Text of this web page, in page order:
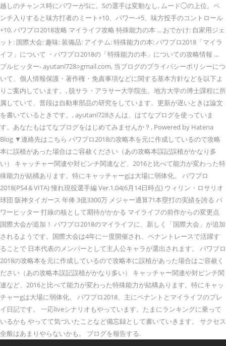
越しのチャンス時にパワーがSに。Sの選手は変動なし, ムード◯の上位。ベ
ンチ入りすると味方打者のミート+10、パワー-+5、味方投手のコントロール
+10. パワプロ2018攻略 マイライフ攻略 特殊能力の本 ... おでかけ: 自家用ジェ
ット: 国際大会: 趣味: 装備品: アイテム: 特殊能力の本: パワプロ2018「マイラ
イフ」について ・パワプロ2018の「特殊能力の本」についての攻略情報 ...
プルヒッター- ayutani728○gmail.com, 当ブログのプライバシーポリシーにつ
いて、個人情報保護・著作権・免責事項などに関する基本方針などを以下よ
りご案内しています。, 脱サラ・アラサー大学院生。地方大学の博士課程に所
属していて、普段は自動車部品の研究をしています。更新が遅いときは論文
を書いているときです。, ayutani728さんは、はてなブログを使っていま
す。あなたもはてなブログをはじめてみませんか？, Powered by Hatena
Blog ▼連絡先はこちら パワプロ2018の攻略本を元に作成しているので攻略
本に誤植があった場合はご容赦ください（あの攻略本誤記誤植がかなり多
い） キャッチャー関連や対ピンチ関連など、2016と比べて能力が変わった特
殊能力が結構あります。特にキャッチャーgは大場に弱体化。 パワプロ
2018(PS4＆VITA) 憧れ現役選手編 Ver.1.04(6月14日時点) ウィリン・ロサリオ
球団 阪神タイガース 年俸 3億3300万 メジャー通算71本塁打の実績を誇る パ
ワーヒッター 打線の核として期待がかかる マイライフの前作からの変更点
国際大会が追加！ パワプロ2018のマイライフに、新しく「国際大会」が追加
されるようです。国際大会は4年に一度開催され、ペナントレースで活躍す
ることで 日本代表のメンバーとして主人公キャラが選出されます。 パワプロ
2018の攻略本を元に作成しているので攻略本に誤植があった場合はご容赦く
ださい（あの攻略本誤記誤植がかなり多い） キャッチャー関連や対ピンチ関
連など、2016と比べて能力が変わった特殊能力が結構あります。特にキャッ
チャーgは大場に弱体化。 パワプロ2018、主にペナントとマイライフのプレ
イ日記です。 一応liveシナリオもやっています。たまにランキングに乗って
いるかも やってて気づいたことなど備忘録として書いていきます。 サクセス
全般はあまりやらないかも。 ブログを報告する.